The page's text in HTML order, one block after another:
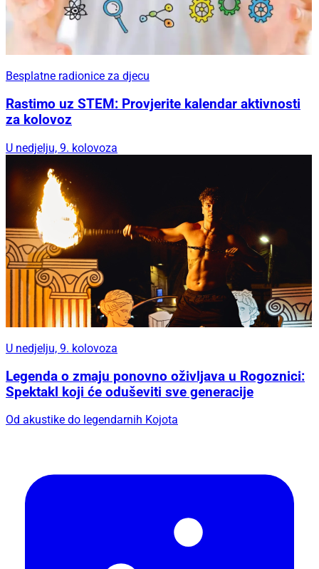
Besplatne radionice za djecu
Rastimo uz STEM: Provjerite kalendar aktivnosti
za kolovoz
U nedjelju, 9. kolovoza
U nedjelju, 9. kolovoza
Legenda o zmaju ponovno oživljava u Rogoznici:
Spektakl koji će oduševiti sve generacije
Od akustike do legendarnih Kojota